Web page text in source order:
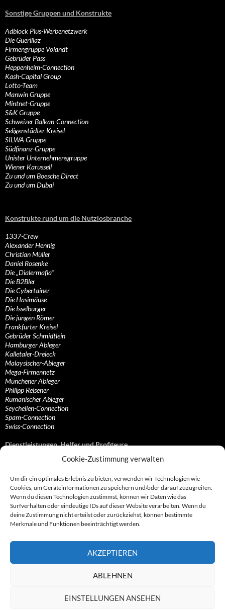
Cookie-Zustimmung verwalten
Um dir ein optimales Erlebnis zu bieten, verwenden wir Technologien wie
Cookies, um Geräteinformationen zu speichern und/oder darauf zuzugreifen.
Wenn du diesen Technologien zustimmst, können wir Daten wie das
Surfverhalten oder eindeutige IDs auf dieser Website verarbeiten. Wenn du
deine Zustimmung nicht erteilst oder zurückziehst, können bestimmte
Merkmale und Funktionen beeinträchtigt werden.
AKZEPTIEREN
ABLEHNEN
EINSTELLUNGEN ANSEHEN
Sonstige Gruppen und Konstrukte
Adblock Plus-Werbenetzwerk
Die Guerillaz
Firmengruppe Volandt
Gebrüder Pass
Heppenheim-Connection
Kash-Capital Group
Lotto-Team
Manwin Gruppe
Mintnet-Gruppe
S&K Gruppe
Schweizer Balkan-Connection
Seligenstädter Kreisel
SILWA Gruppe
Südfinanz-Gruppe
Unister Unternehmensgruppe
Wiener Karussell
Zu und um Boesche Direct
Zu und um Dubai
Konstrukte rund um die Nutzlosbranche
1337-Crew
Alexander Hennig
Christian Müller
Daniel Rosenke
Die „Dialermafia“
Die B2Bler
Die Cybertainer
Die Hasimäuse
Die Isselburger
Die jungen Römer
Frankfurter Kreisel
Gebrüder Schmidtlein
Hamburger Ableger
Kalletaler-Dreieck
Malaysischer-Ableger
Mega-Firmennetz
Münchener Ableger
Philipp Reisener
Rumänischer Ableger
Seychellen-Connection
Spam-Connection
Swiss-Connection
Dienstleistungen, Helfer und Profiteure
Anonymisierungsdienste, VPN- und Web-Proxy…
Bezahlsysteme, Finanzdienstleister und…
Bürodienstleister, Firmengründer- und/oder…
Datenhändler, Adressbroker und zielgerichtetes…
Hosting, Routing, Provider, Domain-, Web- und…
Inkasso, Forderungsmanagement und eintreibende…
Spieleanbieter, Online- und Browsergames
Partnerprogramme, Vertriebskanäle- und…
Telekommunikationsdienstleister, Internet…
Vereine, Verbände, Vereinigungen und Lobbyisten
Web-Rotlichtbezirk, Erotik- und XXX-Anbieter
Sonstige Dienstleister, Profiteure und Kooperationen